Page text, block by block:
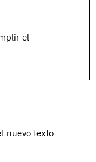
el
nuevo texto